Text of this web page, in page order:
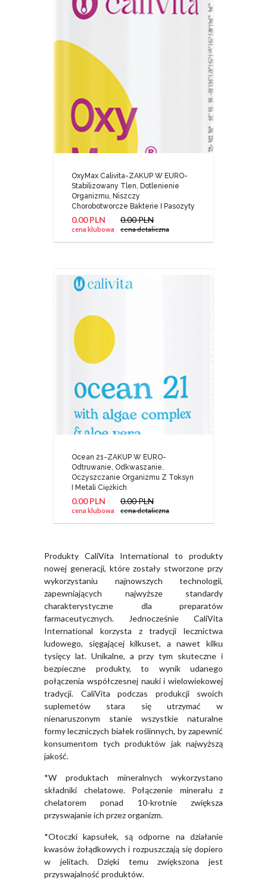
OxyMax Calivita-ZAKUP W EURO-
Stabilizowany Tlen, Dotlenienie
Organizmu, Niszczy
Chorobotworcze Bakterie I Pasozyty
0.00 PLN
cena klubowa
0.00 PLN
cena detaliczna
Ocean 21-ZAKUP W EURO-
Odtruwanie, Odkwaszanie,
Oczyszczanie Organizmu Z Toksyn
I Metali Ciężkich
0.00 PLN
cena klubowa
0.00 PLN
cena detaliczna
Produkty CaliVita International to produkty
nowej generacji, które zostały stworzone przy
wykorzystaniu najnowszych technologii,
zapewniających najwyższe standardy
charakterystyczne dla preparatów
farmaceutycznych. Jednocześnie CaliVita
International korzysta z tradycji lecznictwa
ludowego, sięgającej kilkuset, a nawet kilku
tysięcy lat. Unikalne, a przy tym skuteczne i
bezpieczne produkty, to wynik udanego
połączenia współczesnej nauki i wielowiekowej
tradycji. CaliVita podczas produkcji swoich
suplemetów stara się utrzymać w
nienaruszonym stanie wszystkie naturalne
formy leczniczych białek roślinnych, by zapewnić
konsumentom tych produktów jak najwyższą
jakość.
*W produktach mineralnych wykorzystano
składniki chelatowe. Połączenie minerału z
chelatorem ponad 10-krotnie zwiększa
przyswajanie ich przez organizm.
*Otoczki kapsułek, są odporne na działanie
kwasów żołądkowych i rozpuszczają się dopiero
w jelitach. Dzięki temu zwiększona jest
przyswajalność produktów.